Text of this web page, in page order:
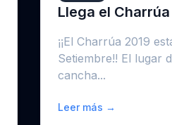
Llega el Charrúa
¡¡El Charrúa 2019
Setiembre!! El lugar
cancha...
Leer más →